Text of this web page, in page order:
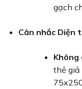
gạch
Cân nhắc Diện
Không
thẻ giả